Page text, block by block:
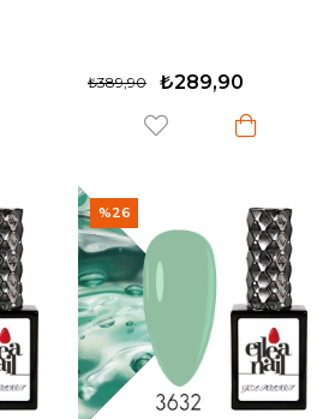
₺289,90
₺389,90
%26